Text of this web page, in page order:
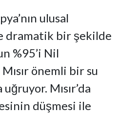
ulusal
dramatik bir şekilde
%95’i Nil
önemli bir su
Mısır’da
düşmesi ile